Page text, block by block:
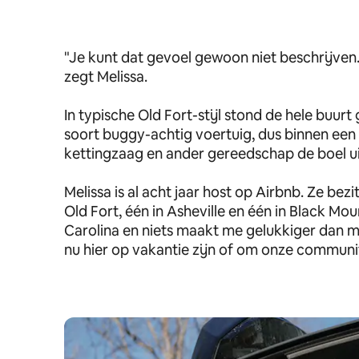
"Je kunt dat gevoel gewoon niet
zegt Melissa.
In typische Old Fort-stijl stond de hele
soort buggy-achtig voertuig, dus binnen
kettingzaag en ander gereedschap de boel
Melissa is al acht jaar host op Airbnb. Ze
Old Fort, één in Asheville en één in Black
Carolina en niets maakt me gelukkiger dan
nu hier op vakantie zijn of om onze